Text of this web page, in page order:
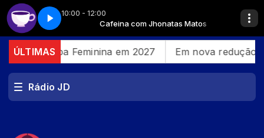
10:00 - 12:00
Matos Cafeina com Jhonatas Matos
1 Cafeína - Parte 1
ÚLTIMASCopa Feminina em 2027 Em nova redução,
Rádio JD